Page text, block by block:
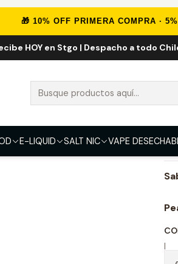
🎁 10% OFF PRIMERA COMPRA ·
HOY en Stgo | Despacho a todo
E-LIQUID SALT NIC VAPE
|